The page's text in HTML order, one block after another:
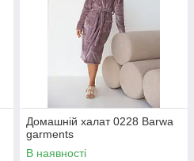
Домашній халат 0228 Barwa
garments
В наявності